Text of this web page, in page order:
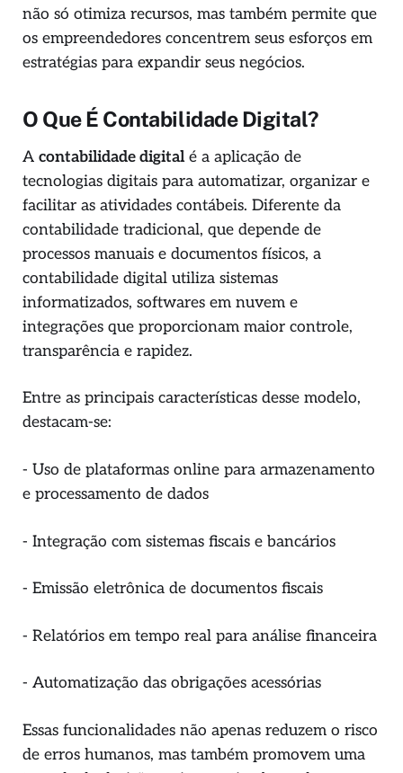
não só otimiza recursos, mas também permite que
os empreendedores concentrem seus esforços em
estratégias para expandir seus negócios.
O Que É Contabilidade Digital?
A contabilidade digitalé a aplicação de
tecnologias digitais para automatizar, organizar e
facilitar as atividades contábeis. Diferente da
contabilidade tradicional, que depende de
processos manuais e documentos físicos, a
contabilidade digital utiliza sistemas
informatizados, softwares em nuvem e
integrações que proporcionam maior controle,
transparência e rapidez.
Entre as principais características desse modelo,
destacam-se:
- Uso de plataformas online para armazenamento
e processamento de dados
- Integração com sistemas fiscais e bancários
- Emissão eletrônica de documentos fiscais
- Relatórios em tempo real para análise financeira
- Automatização das obrigações acessórias
Essas funcionalidades não apenas reduzem o risco
de erros humanos, mas também promovem uma